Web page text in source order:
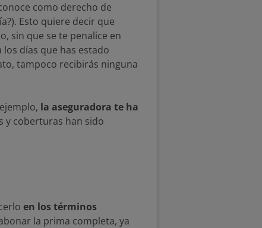
como derecho de
Esto quiere decir que
sin que se te penalice en
días que has estado
tampoco recibirás ninguna
la aseguradora te ha
y coberturas han sido
en los términos
la prima completa, ya